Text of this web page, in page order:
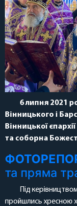
6 липня 2021
Вінницького і
Вінницької
та соборна
та пряма
Під
пройшлись хресною